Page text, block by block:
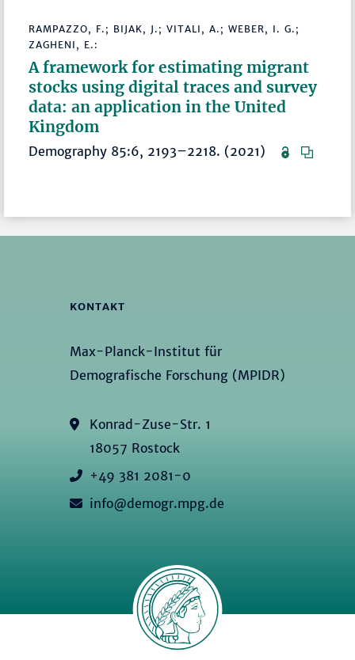
RAMPAZZO, F.; BIJAK, J.; VITALI, A.; WEBER, I. G.;
ZAGHENI, E.:
A framework for estimating migrant
stocks using digital traces and survey
data: an application in the United
Kingdom
Demography 85:6, 2193–2218. (2021)
KONTAKT
Max-Planck-Institut für
Demografische Forschung (MPIDR)
Konrad-Zuse-Str. 1
18057 Rostock
+49 381 2081-0
info@demogr.mpg.de